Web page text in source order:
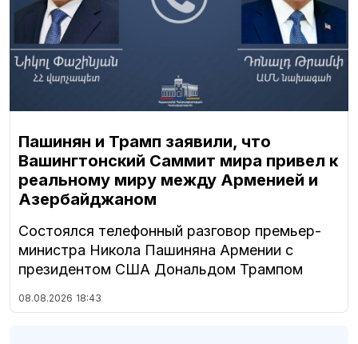
Пашинян и Трамп заявили, что
Вашингтонский Саммит мира привел к
реальному миру между Арменией и
Азербайджаном
Состоялся телефонный разговор премьер-
министра Никола Пашиняна Армении с
президентом США Дональдом Трампом
08.08.2026 18:43